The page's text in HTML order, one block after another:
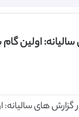
اولین
های